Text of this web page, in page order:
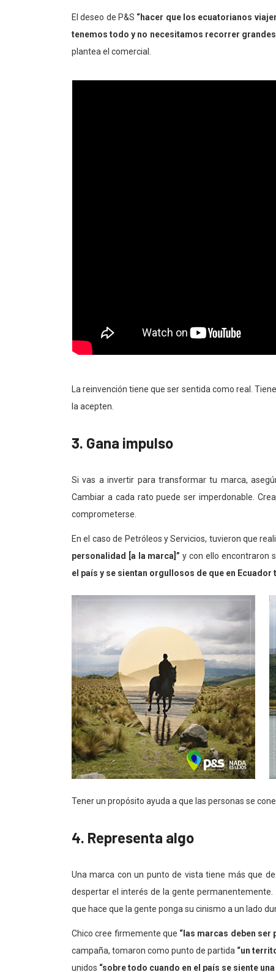
El deseo de P&S “hacer que los ecuatorianos
tenemos todo y no necesitamos recorrer
plantea el comercial.
La reinvención tiene que ser sentida como real.
la acepten.
3. Gana impulso
Si vas a invertir para transformar tu marca,
Cambiar a cada rato puede ser imperdonable.
comprometerse.
En el caso de Petróleos y Servicios, tuvieron que
personalidad [a la marca]” y con ello encontraron
el país y se sientan orgullosos de que en Ecuador
Tener un propósito ayuda a que las personas se
4. Representa algo
Una marca con un punto de vista tiene más que
despertar el interés de la gente
que hace que la gente ponga su cinismo a un lado
Chico cree firmemente que “las marcas deben ser
campaña, tomaron como punto de partida “un
unidos “sobre todo cuando en el país se siente